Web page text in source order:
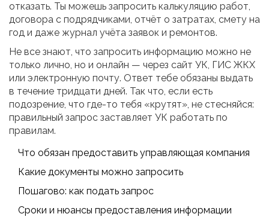
отказать. Ты можешь запросить калькуляцию работ,
договора с подрядчиками, отчёт о затратах, смету на
год и даже журнал учёта заявок и ремонтов.
Не все знают, что запросить информацию можно не
только лично, но и онлайн — через сайт УК, ГИС ЖКХ
или электронную почту. Ответ тебе обязаны выдать
в течение тридцати дней. Так что, если есть
подозрение, что где-то тебя «крутят», не стесняйся:
правильный запрос заставляет УК работать по
правилам.
Что обязан предоставить управляющая компания
Какие документы можно запросить
Пошагово: как подать запрос
Сроки и нюансы предоставления информации